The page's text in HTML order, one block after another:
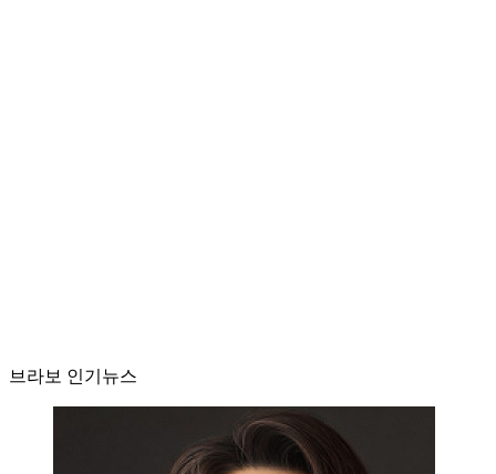
브라보 인기뉴스